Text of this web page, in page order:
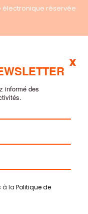
réservée
informé des
à la Politique de
x